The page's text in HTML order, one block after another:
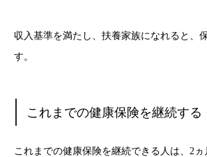
収入基準を満たし、扶養家族になれると、
す。
これまでの健康保険を継続する
これまでの健康保険を継続できる人は、2